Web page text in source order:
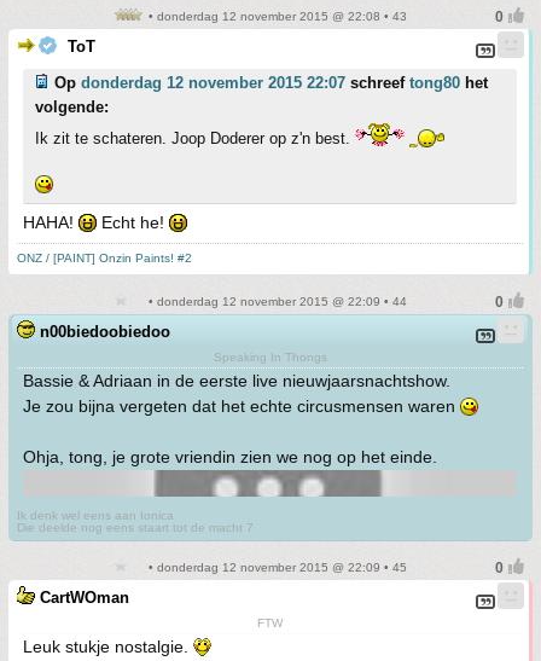
• donderdag 12 november 2015 @ 22:08 • 43
ToT
Op donderdag 12 november 2015 22:07 schreef tong80 het
volgende:
Ik zit te schateren. Joop Doderer op z'n best.
HAHA! Echt he!
ONZ / [PAINT] Onzin Paints! #2
• donderdag 12 november 2015 @ 22:09 • 44
n00biedoobiedoo
Speaking In Thongs
Bassie & Adriaan in de eerste live nieuwjaarsnachtshow.
Je zou bijna vergeten dat het echte circusmensen waren
Ohja, tong, je grote vriendin zien we nog op het einde.
Ik denk wel eens aan Ionica
Die deelde nog eens staart tot de macht 7
• donderdag 12 november 2015 @ 22:09 • 45
CartWOman
FTW
Leuk stukje nostalgie.